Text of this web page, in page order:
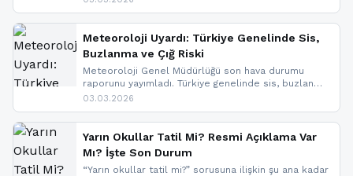
Meteoroloji Uyardı: Türkiye Genelinde Sis,
Buzlanma ve Çığ Riski
Meteoroloji Genel Müdürlüğü son hava durumu
raporunu yayımladı. Türkiye genelinde sis, buzlanma
ve don beklenirken Doğu Anadolu ve Doğu
yapıldı. İşte son dakika meteoroloji gelişmeleri.
03.03.2026
Yarın Okullar Tatil Mi? Resmi Açıklama Var
Mı? İşte Son Durum
“Yarın okullar tatil mi?” sorusuna ilişkin şu ana kadar